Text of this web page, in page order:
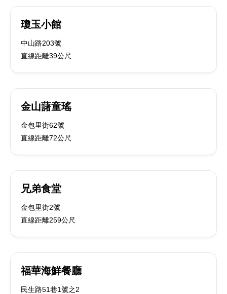
瓊玉小館
中山路203號
直線距離39公尺
金山藷童瑤
金包里街62號
直線距離72公尺
兄弟食堂
金包里街2號
直線距離259公尺
福華海鮮餐廳
民生路51巷1號之2